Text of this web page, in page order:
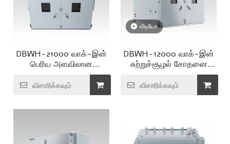
DBWH-21000 வாக்-இன்
பெரிய அளவிலான
சுற்றுச்சூழல் சோதனை
அறை
விசாரிக்கவும்
வீடியோ
DBWH-12000 வாக்-இன்
சுற்றுச்சூழல் சோதனை
விசாரிக்கவும்